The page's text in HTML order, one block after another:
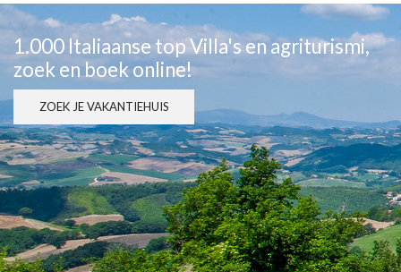
1.000 Italiaanse top Villa's en agriturismi,
zoek en boek online!
ZOEK JE VAKANTIEHUIS